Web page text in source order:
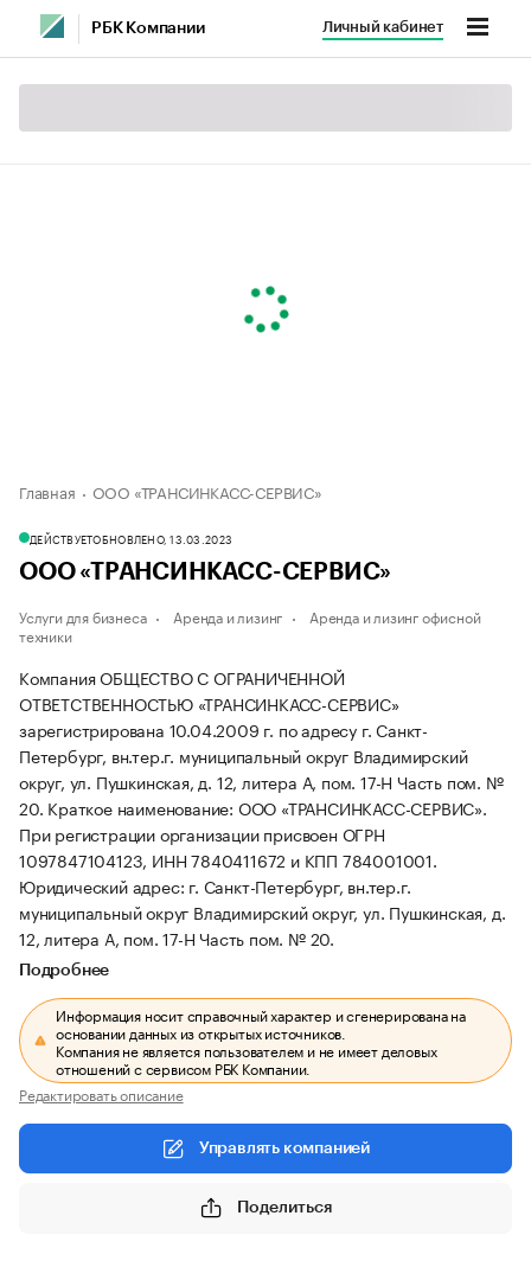
РБК Компании Личный кабинет
Главная ООО «ТРАНСИНКАСС-СЕРВИС»
ДЕЙСТВУЕТОБНОВЛЕНО, 13.03.2023
ООО «ТРАНСИНКАСС-СЕРВИС»
Услуги для бизнеса Аренда и лизинг
Аренда и лизинг офисной
техники
Компания ОБЩЕСТВО С ОГРАНИЧЕННОЙ
ОТВЕТСТВЕННОСТЬЮ «ТРАНСИНКАСС-СЕРВИС»
зарегистрирована 10.04.2009 г. по адресу г. Санкт-
Петербург, вн.тер.г. муниципальный округ Владимирский
округ, ул. Пушкинская, д. 12, литера А, пом. 17-Н Часть пом. №
20. Краткое наименование: ООО «ТРАНСИНКАСС-СЕРВИС».
При регистрации организации присвоен ОГРН
1097847104123, ИНН 7840411672 и КПП 784001001.
Юридический адрес: г. Санкт-Петербург, вн.тер.г.
муниципальный округ Владимирский округ, ул. Пушкинская, д.
12, литера А, пом. 17-Н Часть пом. № 20.
Подробнее
Информация носит справочный характер и сгенерирована на
основании данных из открытых источников.
Компания не является пользователем и не имеет деловых
отношений с сервисом РБК Компании.
Редактировать описание
Управлять компанией
Поделиться